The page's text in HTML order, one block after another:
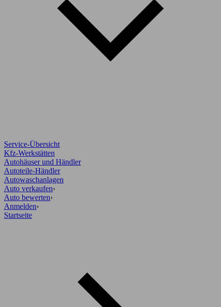
Service-Übersicht
Kfz-Werkstätten
Autohäuser und Händler
Autoteile-Händler
Autowaschanlagen
Auto verkaufen›
Auto bewerten›
Anmelden›
Startseite